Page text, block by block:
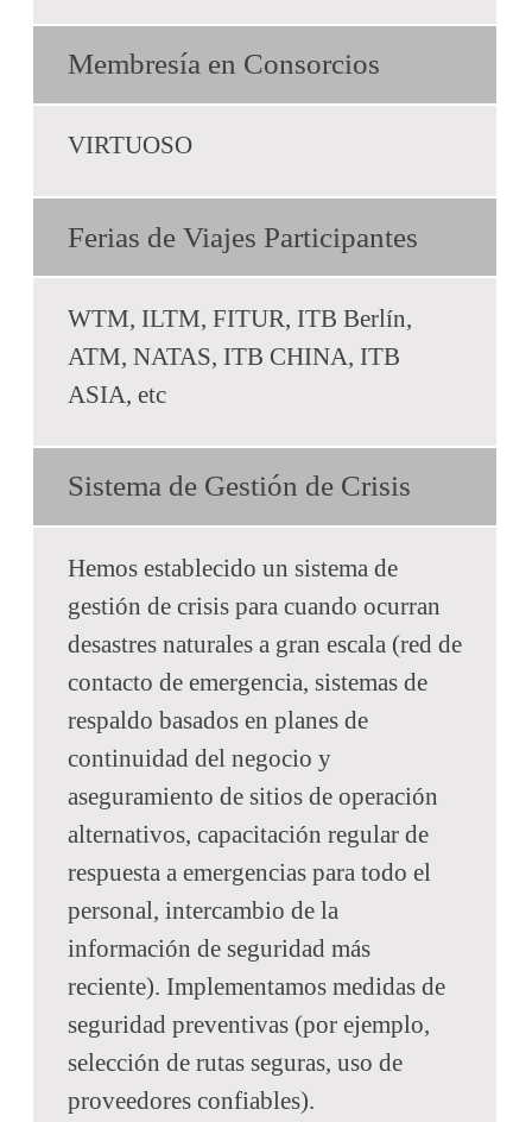
Membresía en Consorcios
VIRTUOSO
Ferias de Viajes Participantes
WTM, ILTM, FITUR, ITB Berlín,
ATM, NATAS, ITB CHINA, ITB
ASIA, etc
Sistema de Gestión de Crisis
Hemos establecido un sistema de
gestión de crisis para cuando ocurran
desastres naturales a gran escala (red de
contacto de emergencia, sistemas de
respaldo basados en planes de
continuidad del negocio y
aseguramiento de sitios de operación
alternativos, capacitación regular de
respuesta a emergencias para todo el
personal, intercambio de la
información de seguridad más
reciente). Implementamos medidas de
seguridad preventivas (por ejemplo,
selección de rutas seguras, uso de
proveedores confiables).